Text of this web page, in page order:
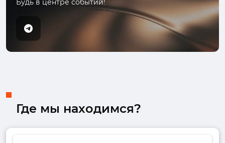
Будь в центре событий!
Где мы находимся?